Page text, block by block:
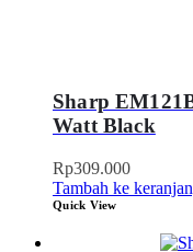
Sharp
Watt Black
Rp309.000
Tambah ke
Quick View